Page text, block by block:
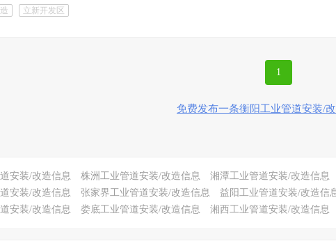
立新开发区
1
免费发布一条衡阳工业管道安装/
安装/改造信息 株洲工业管道安装/改造信息 湘潭工业管道安装/改造信息
安装/改造信息
张家界工业管道安装/改造信息 益阳工业管道安装/改造信
安装/改造信息
娄底工业管道安装/改造信息 湘西工业管道安装/改造信息